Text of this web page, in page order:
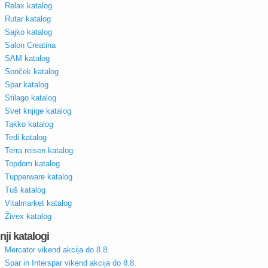
Relax katalog
Rutar katalog
Sajko katalog
Salon Creatina
SAM katalog
Sonček katalog
Spar katalog
Stilago katalog
Svet knjige katalog
Takko katalog
Tedi katalog
Terra reisen katalog
Topdom katalog
Tupperware katalog
Tuš katalog
Vitalmarket katalog
Živex katalog
katalogi
Mercator vikend akcija do 8.8.
Spar in Interspar vikend akcija do 8.8.